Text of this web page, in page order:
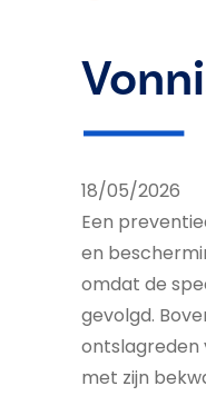
18/05/2026
Een
en
omdat de
gevolgd.
ontslagreden
met zijn